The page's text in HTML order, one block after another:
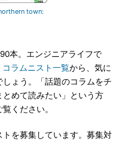
town:
本。エンジニアライフで
コラムニスト一覧から、気に
ょう。「話題のコラムをチ
めて読みたい」という方
覧ください。
を募集しています。募集対